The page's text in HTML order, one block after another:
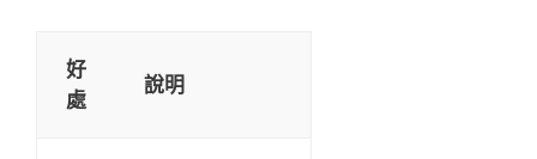
好
處
說明